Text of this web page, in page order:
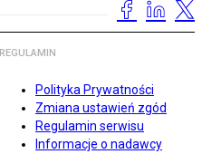
REGULAMIN
Polityka Prywatności
Zmiana ustawień zgód
Regulamin serwisu
Informacje o nadawcy